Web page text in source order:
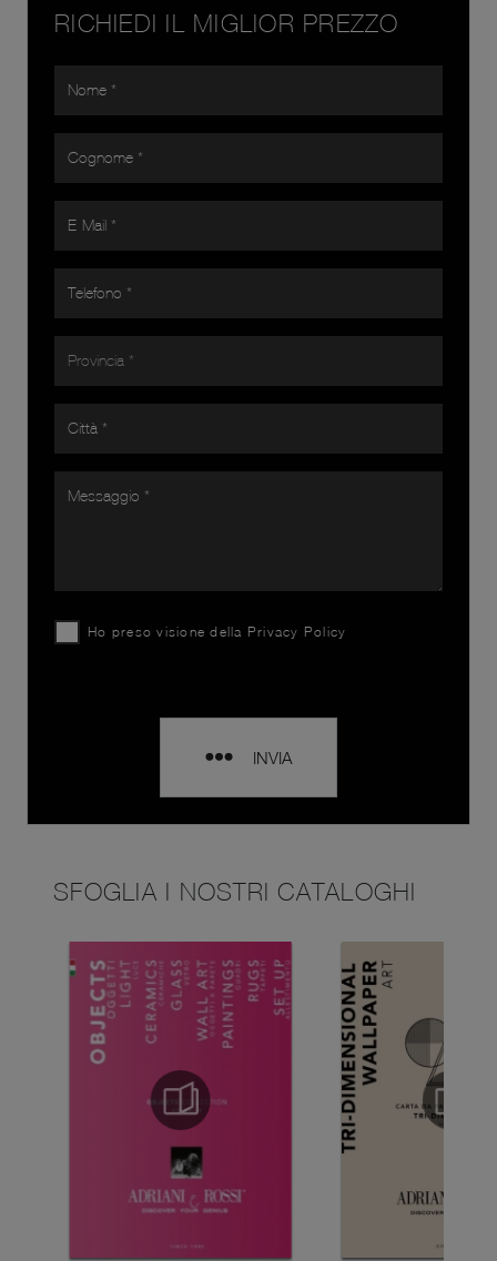
RICHIEDI IL MIGLIOR PREZZO
Ho preso visione della Privacy Policy
INVIA
SFOGLIA I NOSTRI CATALOGHI